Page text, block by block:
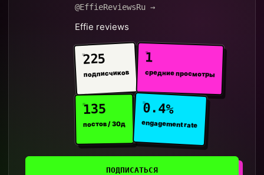
@EffieReviewsRu →
Effie reviews
225
подписчиков
1
средние просмотры
135
постов / 30д
0.4%
engagement rate
ПОДПИСАТЬСЯ